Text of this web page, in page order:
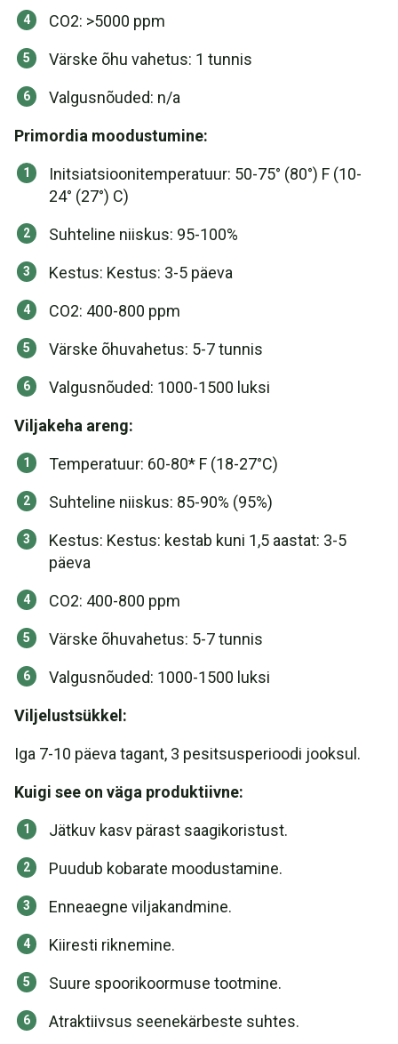
CO2: >5000 ppm
Värske õhu vahetus: 1 tunnis
Valgusnõuded: n/a
Primordia moodustumine:
Initsiatsioonitemperatuur: 50-75° (80°) F (10-
24° (27°) C)
Suhteline niiskus: 95-100%
Kestus: Kestus: 3-5 päeva
CO2: 400-800 ppm
Värske õhuvahetus: 5-7 tunnis
Valgusnõuded: 1000-1500 luksi
Viljakeha areng:
Temperatuur: 60-80* F (18-27°C)
Suhteline niiskus: 85-90% (95%)
Kestus: Kestus: kestab kuni 1,5 aastat: 3-5
päeva
CO2: 400-800 ppm
Värske õhuvahetus: 5-7 tunnis
Valgusnõuded: 1000-1500 luksi
Viljelustsükkel:
Iga 7-10 päeva tagant, 3 pesitsusperioodi jooksul.
Kuigi see on väga produktiivne:
Jätkuv kasv pärast saagikoristust.
Puudub kobarate moodustamine.
Enneaegne viljakandmine.
Kiiresti riknemine.
Suure spoorikoormuse tootmine.
Atraktiivsus seenekärbeste suhtes.